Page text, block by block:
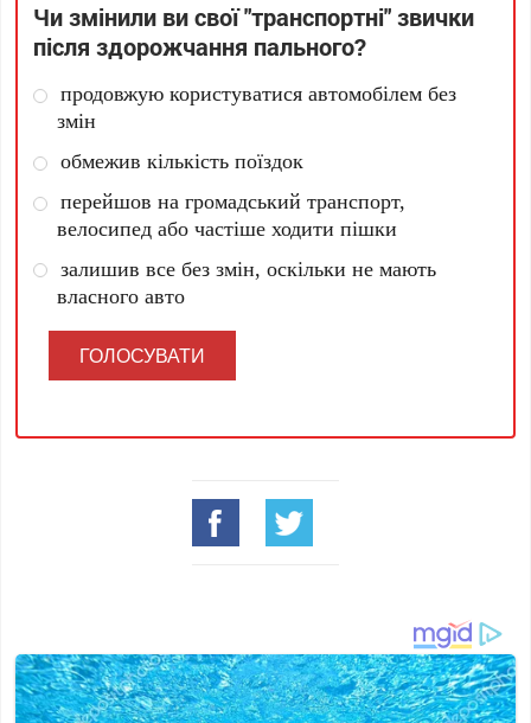
Чи змінили ви свої "транспортні" звички
після здорожчання пального?
продовжую користуватися автомобілем без
змін
обмежив кількість поїздок
перейшов на громадський транспорт,
велосипед або частіше ходити пішки
залишив все без змін, оскільки не мають
власного авто